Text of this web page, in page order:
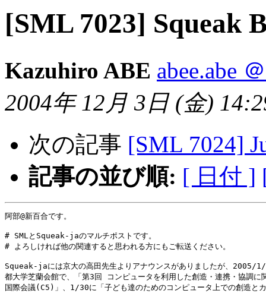
[SML 7023] Squeak
Kazuhiro ABE abee.abe
2004年 12月 3日 (金)
次の記事 [SML 7024]
記事の並び順: [ 日付 ]
阿部@新百合です。
# SMLとSqueak-jaのマルチポストです。
# よろしければ他の関連すると思われる方にもご転送ください。
Squeak-jaには京大の高田先生よりアナウンスがありましたが、2005/
都大学芝蘭会館で、「第3回 コンピュータを利用した創造・連携・協調に
国際会議(C5)」、1/30に「子ども達のためのコンピュータ上での創造と